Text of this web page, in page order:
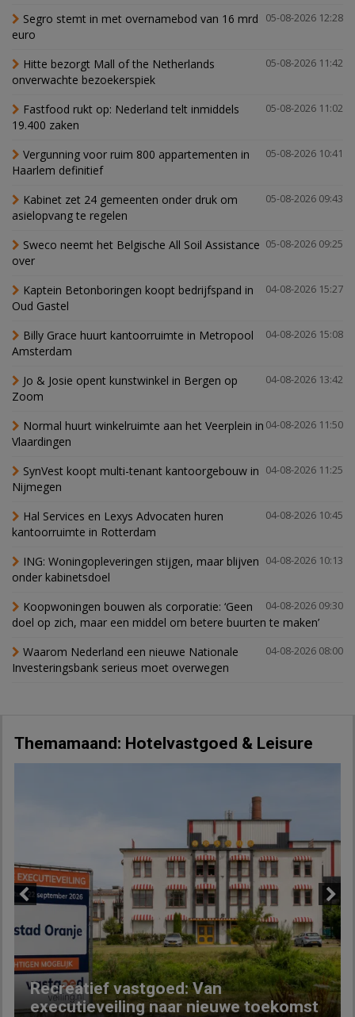
05-08-2026 12:28
Segro stemt in met overnamebod van 16 mrd
euro
05-08-2026 11:42
Hitte bezorgt Mall of the Netherlands
onverwachte bezoekerspiek
05-08-2026 11:02
Fastfood rukt op: Nederland telt inmiddels
19.400 zaken
05-08-2026 10:41
Vergunning voor ruim 800 appartementen in
Haarlem definitief
05-08-2026 09:43
Kabinet zet 24 gemeenten onder druk om
asielopvang te regelen
05-08-2026 09:25
Sweco neemt het Belgische All Soil Assistance
over
04-08-2026 15:27
Kaptein Betonboringen koopt bedrijfspand in
Oud Gastel
04-08-2026 15:08
Billy Grace huurt kantoorruimte in Metropool
Amsterdam
04-08-2026 13:42
Jo & Josie opent kunstwinkel in Bergen op
Zoom
04-08-2026 11:50
Normal huurt winkelruimte aan het Veerplein in
Vlaardingen
04-08-2026 11:25
SynVest koopt multi-tenant kantoorgebouw in
Nijmegen
04-08-2026 10:45
Hal Services en Lexys Advocaten huren
kantoorruimte in Rotterdam
04-08-2026 10:13
ING: Woningopleveringen stijgen, maar blijven
onder kabinetsdoel
04-08-2026 09:30
Koopwoningen bouwen als corporatie: ‘Geen
doel op zich, maar een middel om betere buurten te maken’
04-08-2026 08:00
Waarom Nederland een nieuwe Nationale
Investeringsbank serieus moet overwegen
Themamaand: Hotelvastgoed & Leisure
Recreatief vastgoed: Van
executieveiling naar nieuwe toekomst
Next